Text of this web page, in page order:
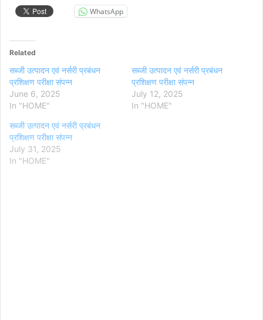
WhatsApp
Related
सब्जी उत्पादन एवं नर्सरी प्रबंधन
प्रशिक्षण परीक्षा संपन्न
June 6, 2025
In "HOME"
सब्जी उत्पादन एवं नर्सरी प्रबंधन
प्रशिक्षण परीक्षा संपन्न
July 12, 2025
In "HOME"
सब्जी उत्पादन एवं नर्सरी प्रबंधन
प्रशिक्षण परीक्षा संपन्न
July 31, 2025
In "HOME"